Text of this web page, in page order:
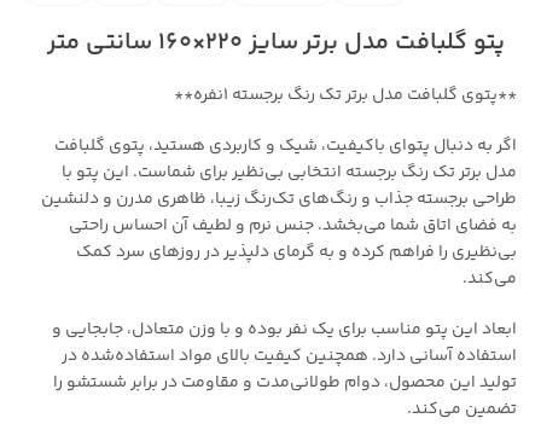
پتو گلبافت مدل برتر سایز 220×160 سانتی متر
**پتوی گلبافت مدل برتر تک رنگ برجسته ۱نفره**
اگر به دنبال پتو‌ای باکیفیت، شیک و کاربردی هستید، پتوی گلبافت
مدل برتر تک رنگ برجسته انتخابی بی‌نظیر برای شماست. این پتو با
طراحی برجسته جذاب و رنگ‌های تک‌رنگ زیبا، ظاهری مدرن و دلنشین
به فضای اتاق شما می‌بخشد. جنس نرم و لطیف آن احساس راحتی
بی‌نظیری را فراهم کرده و به گرمای دلپذیر در روزهای سرد کمک
می‌کند.
ابعاد این پتو مناسب برای یک نفر بوده و با وزن متعادل، جابجایی و
استفاده آسانی دارد. همچنین کیفیت بالای مواد استفاده‌شده در
تولید این محصول، دوام طولانی‌مدت و مقاومت در برابر شستشو را
تضمین می‌کند.